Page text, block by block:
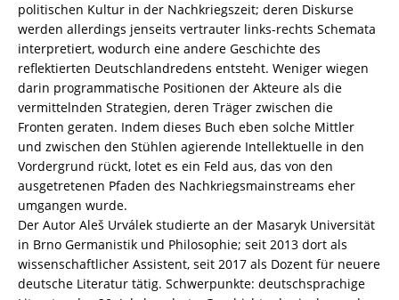
politischen Kultur in der Nachkriegszeit; deren Diskurse
werden allerdings jenseits vertrauter links-rechts Schemata
interpretiert, wodurch eine andere Geschichte des
reflektierten Deutschlandredens entsteht. Weniger wiegen
darin programmatische Positionen der Akteure als die
vermittelnden Strategien, deren Träger zwischen die
Fronten geraten. Indem dieses Buch eben solche Mittler
und zwischen den Stühlen agierende Intellektuelle in den
Vordergrund rückt, lotet es ein Feld aus, das von den
ausgetretenen Pfaden des Nachkriegsmainstreams eher
umgangen wurde.
Der Autor Aleš Urválek studierte an der Masaryk Universität
in Brno Germanistik und Philosophie; seit 2013 dort als
wissenschaftlicher Assistent, seit 2017 als Dozent für neuere
deutsche Literatur tätig. Schwerpunkte: deutschsprachige